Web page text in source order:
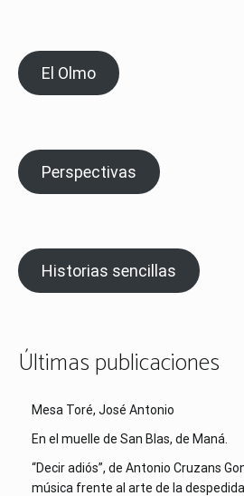
El Olmo
Perspectivas
Historias sencillas
Últimas publicaciones
Mesa Toré, José Antonio
En el muelle de San Blas, de Maná.
“Decir adiós”, de Antonio Cruzans
música frente al arte de la